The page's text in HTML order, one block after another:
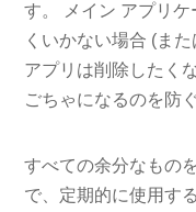
す。 メイン アプリ
くいかない場合 (ま
アプリは削除したく
ごちゃになるのを防
すべての余分なもの
で、定期的に使用す